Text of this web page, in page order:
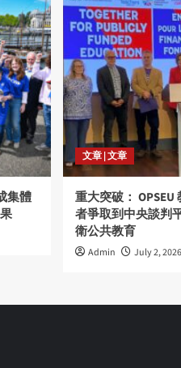
集體
文章 | 文章
重大突破： OPSEU
者爭取到中央談判
衛公共教育
Admin July 2, 2026